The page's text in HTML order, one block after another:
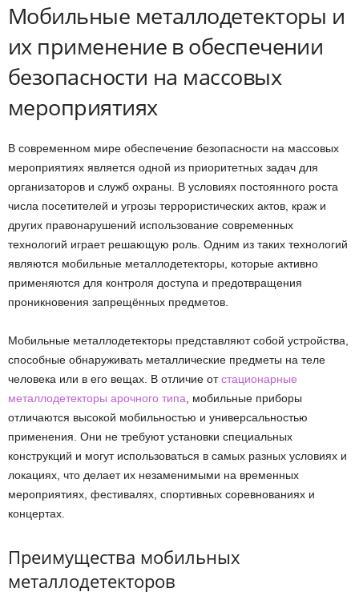
Мобильные металлодетекторы и
их применение в обеспечении
безопасности на массовых
мероприятиях
В современном мире обеспечение безопасности на массовых
мероприятиях является одной из приоритетных задач для
организаторов и служб охраны. В условиях постоянного роста
числа посетителей и угрозы террористических актов, краж и
других правонарушений использование современных
технологий играет решающую роль. Одним из таких технологий
являются мобильные металлодетекторы, которые активно
применяются для контроля доступа и предотвращения
проникновения запрещённых предметов.
Мобильные металлодетекторы представляют собой устройства,
способные обнаруживать металлические предметы на теле
человека или в его вещах. В отличие отстационарные
металлодетекторы арочного типа, мобильные приборы
отличаются высокой мобильностью и универсальностью
применения. Они не требуют установки специальных
конструкций и могут использоваться в самых разных условиях и
локациях, что делает их незаменимыми на временных
мероприятиях, фестивалях, спортивных соревнованиях и
концертах.
Преимущества мобильных
металлодетекторов